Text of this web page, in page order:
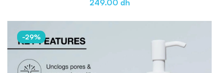
249.00 dh
-29%